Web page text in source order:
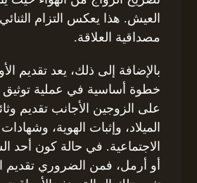
العيش. هذا يعكس التزام
مصداقية العلاقة.
بالإضافة إلى ذلك، يعد تقديم
خطوة أساسية في عملية توثيق
على الزوجين الأجانب تقديم
الميلاد، وإثبات الهوية، وشهادات
الاجتماعية. في حالة كون أحد
أو أرمل، فمن الضروري تقديم